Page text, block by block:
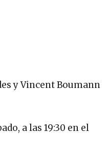
y Vincent Boumann
a las 19:30 en el